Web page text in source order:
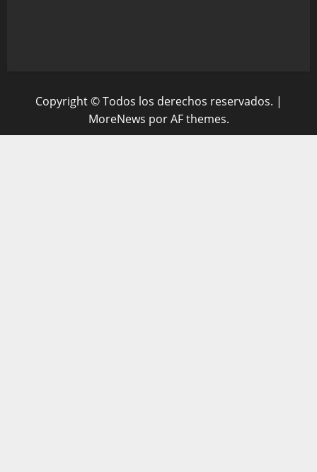
Copyright © Todos los derechos reservados. |
MoreNews por AF themes.